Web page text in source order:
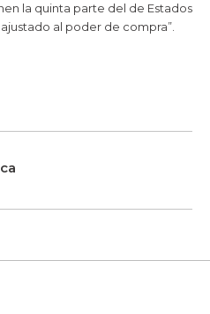
la quinta parte del de Estados
al poder de compra”.